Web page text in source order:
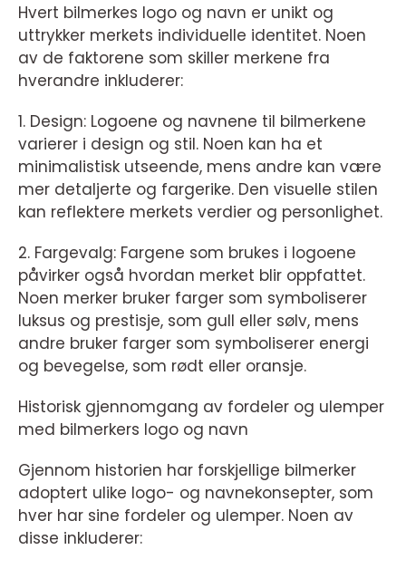
Hvert bilmerkes logo og navn er unikt og
uttrykker merkets individuelle identitet. Noen
av de faktorene som skiller merkene fra
hverandre inkluderer:
1. Design: Logoene og navnene til bilmerkene
varierer i design og stil. Noen kan ha et
minimalistisk utseende, mens andre kan være
mer detaljerte og fargerike. Den visuelle stilen
kan reflektere merkets verdier og personlighet.
2. Fargevalg: Fargene som brukes i logoene
påvirker også hvordan merket blir oppfattet.
Noen merker bruker farger som symboliserer
luksus og prestisje, som gull eller sølv, mens
andre bruker farger som symboliserer energi
og bevegelse, som rødt eller oransje.
Historisk gjennomgang av fordeler og ulemper
med bilmerkers logo og navn
Gjennom historien har forskjellige bilmerker
adoptert ulike logo- og navnekonsepter, som
hver har sine fordeler og ulemper. Noen av
disse inkluderer: